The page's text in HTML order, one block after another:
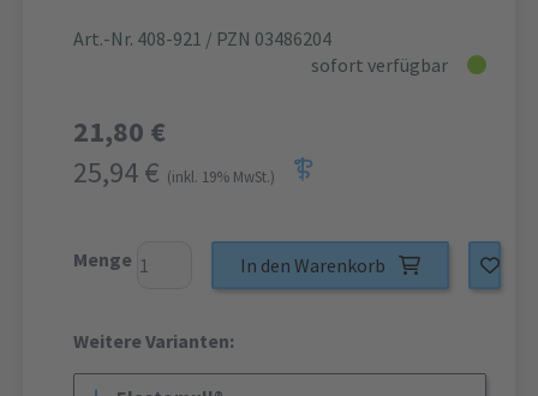
Art.-Nr. 408-921 / PZN 03486204
sofort verfügbar
21,80 €
25,94 € (inkl. 19% MwSt.)
Menge In den Warenkorb
Weitere Varianten: